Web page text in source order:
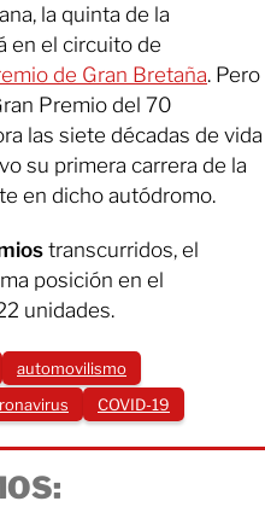
la quinta de la
en el circuito de
de Gran Bretaña. Pero
Premio del 70
las siete décadas de vida
su primera carrera de la
en dicho autódromo.
transcurridos, el
posición en el
unidades.
automovilismo
COVID-19